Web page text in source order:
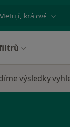
výsledky